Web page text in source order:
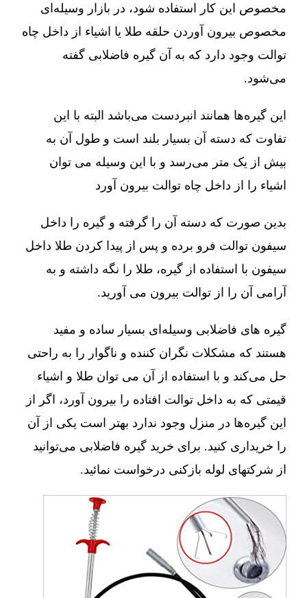
مخصوص این کار استفاده شود، در بازار وسیله‌ای
مخصوص بیرون آوردن حلقه طلا یا اشیاء از داخل چاه
توالت وجود دارد که به آن گیره فاضلابی گفته
می‌شود.
این گیره‌ها همانند انبردست می‌باشد البته با این
تفاوت که دسته آن بسیار بلند است و طول آن به
بیش از یک متر می‌رسد و با این وسیله می توان
اشیاء را از داخل چاه توالت بیرون آورد
بدین صورت که دسته آن را گرفته و گیره را داخل
سیفون توالت فرو برده و پس از پیدا کردن طلا داخل
سیفون با استفاده از گیره، طلا را نگه داشته و به
آرامی آن را از توالت بیرون می آورید.
گیره های فاضلابی وسیله‌ای بسیار ساده و مفید
هستند که مشکلات نگران کننده و ناگوار را به راحتی
حل می‌کند و با استفاده از آن می توان طلا و اشیاء
قیمتی که به داخل توالت افتاده را بیرون آورد، اگر از
این گیره‌ها در منزل وجود ندارد بهتر است یکی از آن
را خریداری کنید. برای خرید گیره فاضلابی می‌توانید
از شرکتهای لوله بازکنی درخواست نمائید.